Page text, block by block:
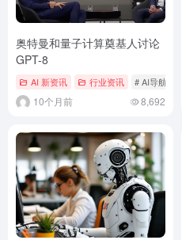
奥特曼和量子计算奠基人讨论
GPT-8
AI 新资讯 行业资讯 # AI导航
10个月前 8,692